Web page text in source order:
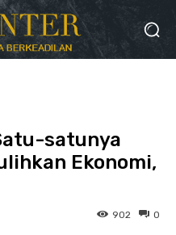
satunya
Ekonomi,
0
902